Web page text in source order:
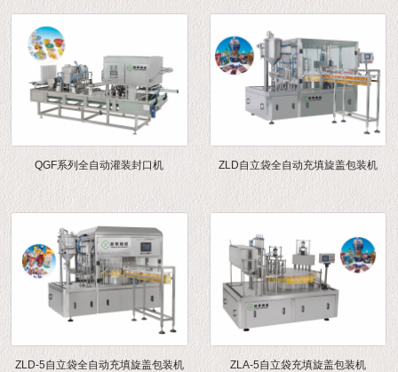
QGF系列全自动灌装封口机 ZLD自立袋全自动充填旋盖包装机
ZLD-5自立袋全自动充填旋盖包装机 ZLA-5自立袋充填旋盖包装机